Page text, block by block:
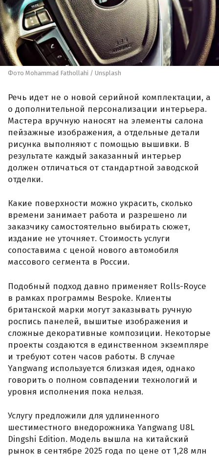
Фото Mohammad Fathollahi / Unsplash
Речь идет не о новой серийной комплектации, а
о дополнительной персонализации интерьера.
Мастера вручную наносят на элементы салона
пейзажные изображения, а отдельные детали
рисунка выполняют с помощью вышивки. В
результате каждый заказанный интерьер
должен отличаться от стандартной заводской
отделки.
Какие поверхности можно украсить, сколько
времени занимает работа и разрешено ли
заказчику самостоятельно выбирать сюжет,
издание не уточняет. Стоимость услуги
сопоставима с ценой нового автомобиля
массового сегмента в России.
Подобный подход давно применяет Rolls-Royce
в рамках программы Bespoke. Клиенты
британской марки могут заказывать ручную
роспись панелей, вышитые изображения и
сложные декоративные композиции. Некоторые
проекты создаются в единственном экземпляре
и требуют сотен часов работы. В случае
Yangwang используется близкая идея, однако
говорить о полном совпадении технологий и
уровня исполнения пока нельзя.
Услугу предложили для удлиненного
шестиместного внедорожника Yangwang U8L
Dingshi Edition. Модель вышла на китайский
рынок в сентябре 2025 года по цене от 1,28 млн